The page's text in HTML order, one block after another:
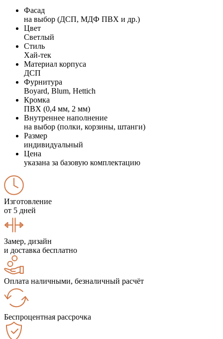
Фасад
на выбор (ДСП, МДФ ПВХ и др.)
Цвет
Светлый
Стиль
Хай-тек
Материал корпуса
ДСП
Фурнитура
Boyard, Blum, Hettich
Кромка
ПВХ (0,4 мм, 2 мм)
Внутреннее наполнение
на выбор (полки, корзины, штанги)
Размер
индивидуальный
Цена
указана за базовую комплектацию
Изготовление
от 5 дней
Замер, дизайн
и доставка бесплатно
Оплата наличными, безналичный расчёт
Беспроцентная рассрочка